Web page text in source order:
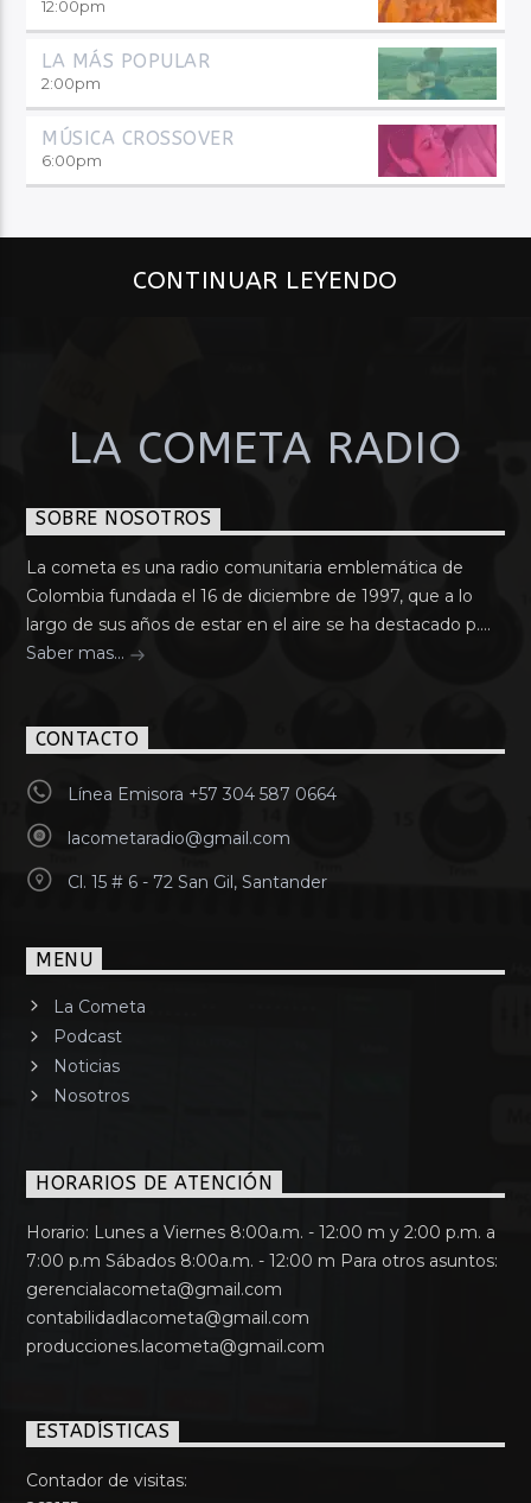
12:00pm
LA MÁS POPULAR
2:00pm
MÚSICA CROSSOVER
6:00pm
CONTINUAR LEYENDO
LA COMETA RADIO
SOBRE NOSOTROS
La cometa es una radio comunitaria emblemática de
Colombia fundada el 16 de diciembre de 1997, que a lo
largo de sus años de estar en el aire se ha destacado p....
Saber mas...
CONTACTO
Línea Emisora +57 304 587 0664
lacometaradio@gmail.com
Cl. 15 # 6 - 72 San Gil, Santander
MENU
La Cometa
Podcast
Noticias
Nosotros
HORARIOS DE ATENCIÓN
Horario: Lunes a Viernes 8:00a.m. - 12:00 m y 2:00 p.m. a
7:00 p.m Sábados 8:00a.m. - 12:00 m Para otros asuntos:
gerencialacometa@gmail.com
contabilidadlacometa@gmail.com
producciones.lacometa@gmail.com
ESTADÍSTICAS
Contador de visitas: